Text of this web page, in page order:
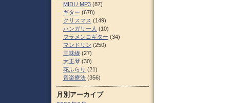
MIDI / MP3 (87)
ギター (678)
クリスマス (149)
ハンガリー人 (10)
フラメンコギター (34)
マンドリン (250)
三味線 (27)
大正琴 (30)
花ふらり (21)
音楽療法 (356)
月別アーカイブ